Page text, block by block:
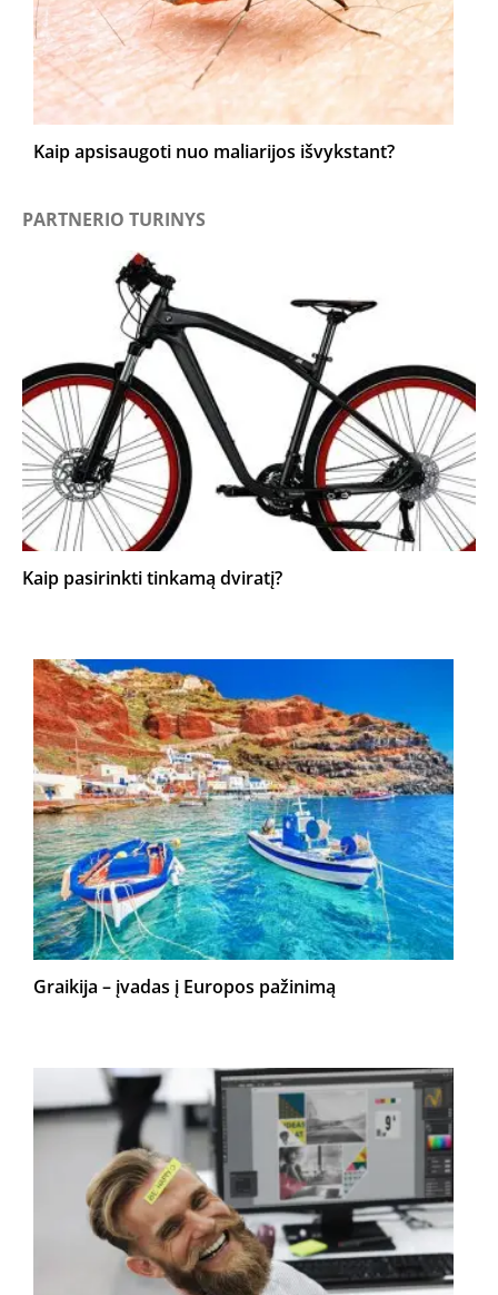
Kaip apsisaugoti nuo maliarijos išvykstant?
PARTNERIO TURINYS
Kaip pasirinkti tinkamą dviratį?
Graikija – įvadas į Europos pažinimą